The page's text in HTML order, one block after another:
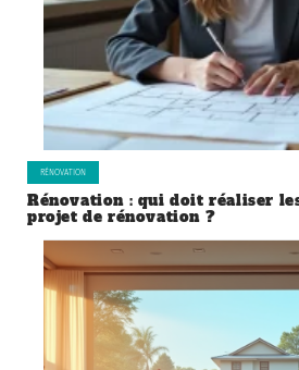
RÉNOVATION
Rénovation : qui doit réaliser
projet de rénovation ?